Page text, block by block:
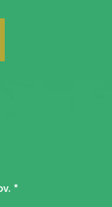
. *